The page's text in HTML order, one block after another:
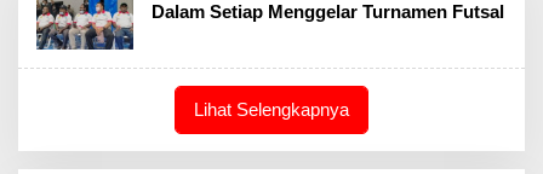
Dalam Setiap Menggelar Turnamen Futsal
Lihat Selengkapnya